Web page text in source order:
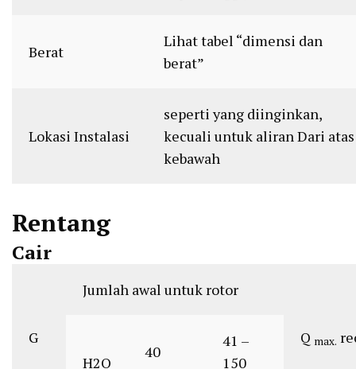
Berat
Lihat tabel “dimensi dan
berat”
Lokasi Instalasi
seperti yang diinginkan,
kecuali untuk aliran Dari atas
kebawah
Rentang
Cair
G
Jumlah awal untuk rotor
Q max.
H2O
40
41 –
150